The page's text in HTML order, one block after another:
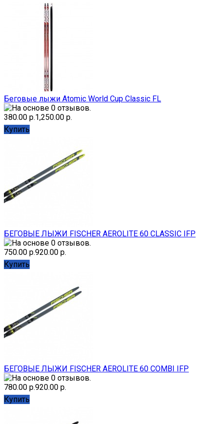
Беговые лыжи Atomic World Cup Classic FL
380.00 р.1,250.00 р.
Купить
БЕГОВЫЕ ЛЫЖИ FISCHER AEROLITE 60 CLASSIC IFP
750.00 р.920.00 р.
Купить
БЕГОВЫЕ ЛЫЖИ FISCHER AEROLITE 60 COMBI IFP
780.00 р.920.00 р.
Купить